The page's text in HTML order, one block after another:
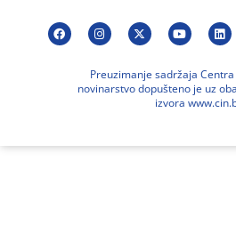
Preuzimanje sadržaja
novinarstvo dopušteno je uz
izvora